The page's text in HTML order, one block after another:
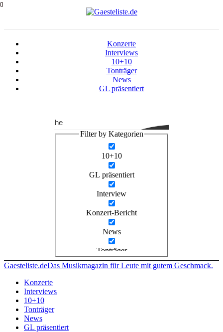
Konzerte
Interviews
10+10
Tonträger
News
GL präsentiert
Suche
Filter by Kategorien
10+10
GL präsentiert
Interview
Konzert-Bericht
News
Tonträger
Gaesteliste.deDas Musikmagazin für Leute mit gutem Geschmack.
Konzerte
Interviews
10+10
Tonträger
News
GL präsentiert